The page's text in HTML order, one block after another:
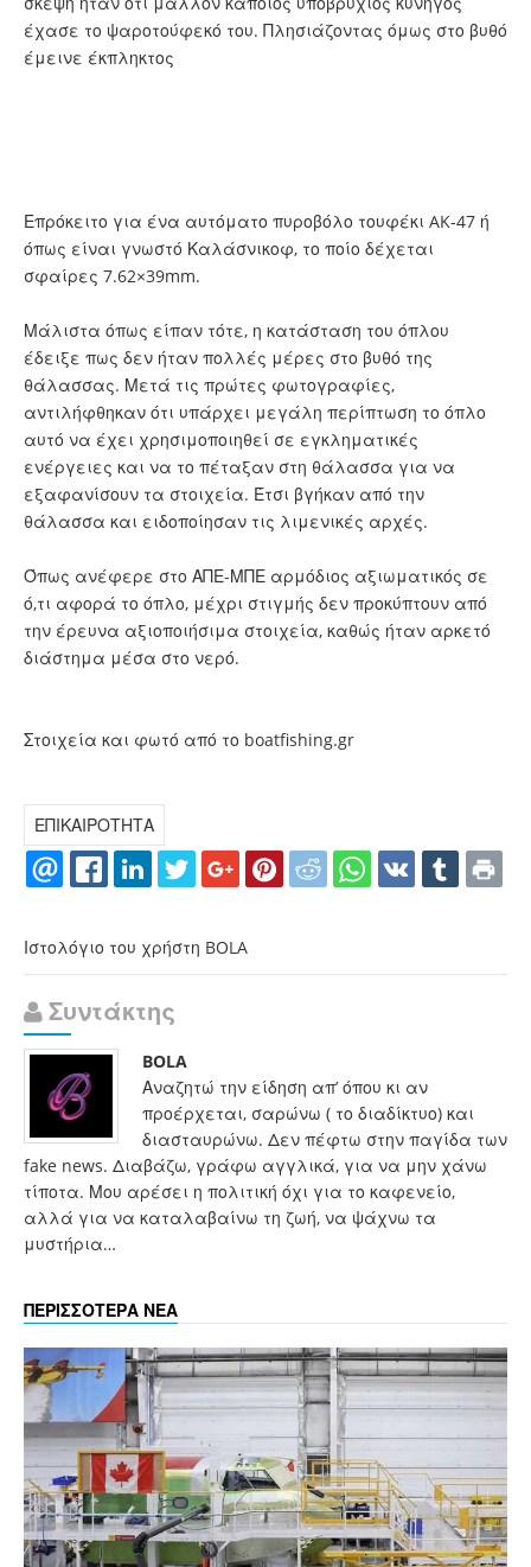
έχασε το ψαροτούφεκό του. Πλησιάζοντας όμως στο βυθό
έμεινε έκπληκτος
Επρόκειτο για ένα αυτόματο πυροβόλο τουφέκι AK-47 ή
όπως είναι γνωστό Καλάσνικοφ, το ποίο δέχεται
σφαίρες 7.62×39mm.
Μάλιστα όπως είπαν τότε, η κατάσταση του όπλου
έδειξε πως δεν ήταν πολλές μέρες στο βυθό της
θάλασσας. Μετά τις πρώτες φωτογραφίες,
αντιλήφθηκαν ότι υπάρχει μεγάλη περίπτωση το όπλο
αυτό να έχει χρησιμοποιηθεί σε εγκληματικές
ενέργειες και να το πέταξαν στη θάλασσα για να
εξαφανίσουν τα στοιχεία. Έτσι βγήκαν από την
θάλασσα και ειδοποίησαν τις λιμενικές αρχές.
Όπως ανέφερε στο ΑΠΕ-ΜΠΕ αρμόδιος αξιωματικός σε
ό,τι αφορά το όπλο, μέχρι στιγμής δεν προκύπτουν από
την έρευνα αξιοποιήσιμα στοιχεία, καθώς ήταν αρκετό
διάστημα μέσα στο νερό.
Στοιχεία και φωτό από το boatfishing.gr
ΕΠΙΚΑΙΡΟΤΗΤΑ
Ιστολόγιο του χρήστη BOLA
Συντάκτης
BOLA
Αναζητώ την είδηση απ’ όπου κι αν
προέρχεται, σαρώνω ( το διαδίκτυο) και
διασταυρώνω. Δεν πέφτω στην παγίδα των
fake news. Διαβάζω, γράφω αγγλικά, για να μην χάνω
τίποτα. Μου αρέσει η πολιτική όχι για το καφενείο,
αλλά για να καταλαβαίνω τη ζωή, να ψάχνω τα
μυστήρια…
ΠΕΡΙΣΣΟΤΕΡΑ ΝΕΑ